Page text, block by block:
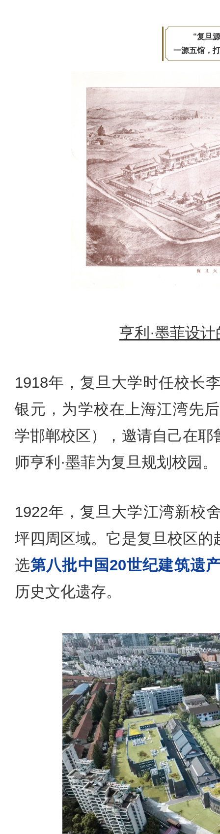
“复旦
一源五馆，
亨利·墨菲设
1918年，复旦大学时任校长
银元，为学校在上海江湾先
学邯郸校区），邀请自己在
师亨利·墨菲为复旦规划校园。
1922年，复旦大学江湾新校
坪四周区域。它是复旦校区
选第八批中国20世纪建筑遗
历史文化遗存。